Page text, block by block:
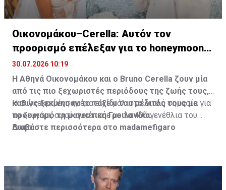
Οικονομάκου–Cerella: Αυτόν τον
προορισμό επέλεξαν για το honeymoon
τους
30.07.2026 10:19
Η Αθηνά Οικονομάκου και ο Bruno Cerella ζουν μία
από τις πιο ξεχωριστές περιόδους της ζωής τους,
καθώς ξεκίνησαν το ταξίδι του μέλιτός τους με
προορισμό τη μαγευτική Γροιλανδία.
Η συγκεκριμένη ημέρα είχε μάλιστα διπλή σημασία για
το ζευγάρι, αφού συνέπεσε με τα 40ά γενέθλια του
Bruno.
Διαβάστε περισσότερα στο madamefigaro